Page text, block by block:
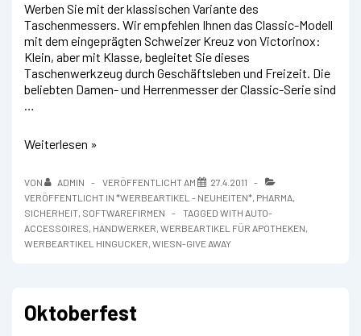
Werben Sie mit der klassischen Variante des
Taschenmessers. Wir empfehlen Ihnen das Classic-Modell
mit dem eingeprägten Schweizer Kreuz von Victorinox:
Klein, aber mit Klasse, begleitet Sie dieses
Taschenwerkzeug durch Geschäftsleben und Freizeit. Die
beliebten Damen- und Herrenmesser der Classic-Serie sind
…
Victorinox
Weiterlesen »
VON ADMIN VERÖFFENTLICHT AM
27.4.2011
VERÖFFENTLICHT IN *WERBEARTIKEL - NEUHEITEN*, PHARMA,
SICHERHEIT, SOFTWAREFIRMEN TAGGED WITH AUTO-
ACCESSOIRES, HANDWERKER, WERBEARTIKEL FÜR APOTHEKEN,
WERBEARTIKEL HINGUCKER, WIESN-GIVE AWAY
Oktoberfest